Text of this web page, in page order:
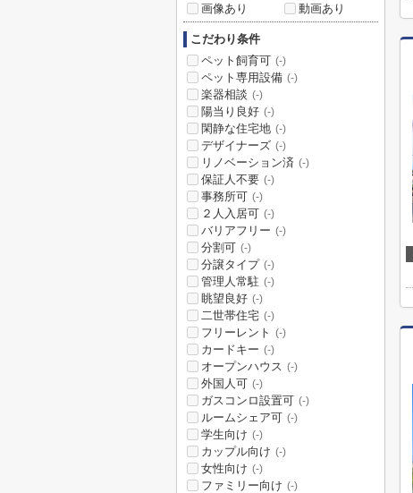
画像あり
動画あり
こだわり条件
ペット飼育可 (-)
ペット専用設備 (-)
楽器相談 (-)
陽当り良好 (-)
閑静な住宅地 (-)
デザイナーズ (-)
リノベーション済 (-)
保証人不要 (-)
事務所可 (-)
２人入居可 (-)
バリアフリー (-)
分割可 (-)
分譲タイプ (-)
管理人常駐 (-)
眺望良好 (-)
二世帯住宅 (-)
フリーレント (-)
カードキー (-)
オープンハウス (-)
外国人可 (-)
ガスコンロ設置可 (-)
ルームシェア可 (-)
学生向け (-)
カップル向け (-)
女性向け (-)
ファミリー向け (-)